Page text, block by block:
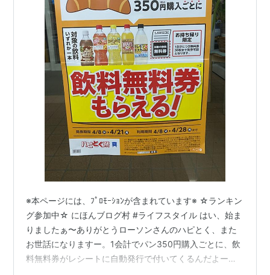
※本ページには、ﾌﾟﾛﾓｰｼｮﾝが含まれています※ ☆ランキン
グ参加中☆ にほんブログ村 #ライフスタイル はい、始ま
りましたぁ〜ありがとうローソンさんのハピとく、また
お世話になりますー。1会計でパン350円購入ごとに、飲
料無料券がレシートに自動発行で付いてくるんだよー。